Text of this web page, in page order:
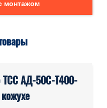
монтажом
ТСС АД-50С-Т400-